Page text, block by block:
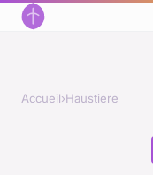
Accueil›Haustiere